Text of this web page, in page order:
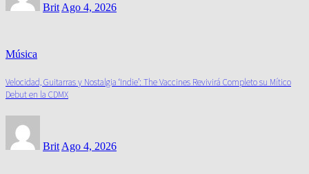
Brit Ago 4, 2026
Música
Velocidad, Guitarras y Nostalgia ‘Indie’: The Vaccines Revivirá Completo su Mítico
Debut en la CDMX
Brit Ago 4, 2026